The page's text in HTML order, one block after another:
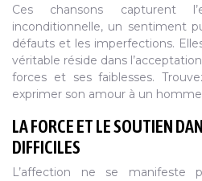
Ces chansons capturent
inconditionnelle, un sentiment
défauts et les imperfections.
véritable réside dans
forces et ses faiblesses.
exprimer son amour à un
LA FORCE ET LE SOUTIEN
DIFFICILES
L’affection ne se manifeste